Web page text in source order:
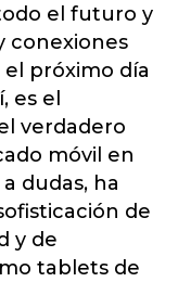
el futuro y
conexiones
el próximo día
es el
verdadero
móvil en
dudas, ha
de
y de
tablets de